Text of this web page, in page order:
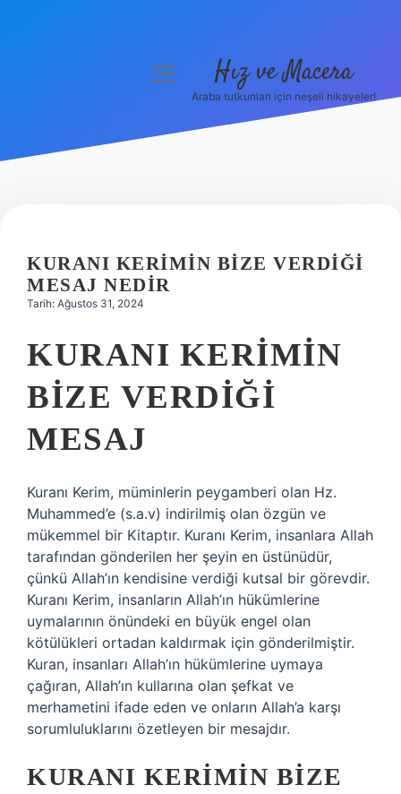
Hakkımızda
menüyü
Hız ve Macera
Araba tutkunları için neşeli hikayeler!
KURANI KERIMIN BIZE VERDIĞI
MESAJ NEDIR
Tarih: Ağustos 31, 2024
KURANI KERIMIN
BIZE VERDIĞI
MESAJ
Kuranı Kerim, müminlerin peygamberi olan Hz.
Muhammed’e (s.a.v) indirilmiş olan özgün ve
mükemmel bir Kitaptır. Kuranı Kerim, insanlara Allah
tarafından gönderilen her şeyin en üstünüdür,
çünkü Allah’ın kendisine verdiği kutsal bir görevdir.
Kuranı Kerim, insanların Allah’ın hükümlerine
uymalarının önündeki en büyük engel olan
kötülükleri ortadan kaldırmak için gönderilmiştir.
Kuran, insanları Allah’ın hükümlerine uymaya
çağıran, Allah’ın kullarına olan şefkat ve
merhametini ifade eden ve onların Allah’a karşı
sorumluluklarını özetleyen bir mesajdır.
KURANI KERIMIN BIZE